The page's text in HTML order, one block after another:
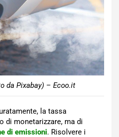
da Pixabay) – Ecoo.it
la tassa
di monetarizzare, ma di
di emissioni. Risolvere i